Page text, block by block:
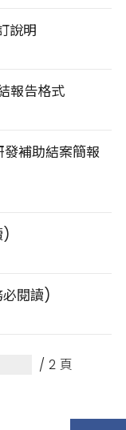
說明
報告格式
補助結案簡報
)
閱讀)
/ 2 頁